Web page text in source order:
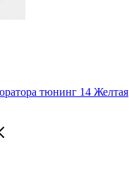
тюнинг 14 Желтая